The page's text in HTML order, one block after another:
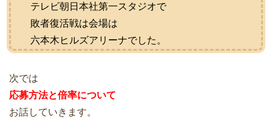
テレビ朝日本社第一スタジオで
敗者復活戦は会場は
六本木ヒルズアリーナでした。
次では
応募方法と倍率について
お話していきます。